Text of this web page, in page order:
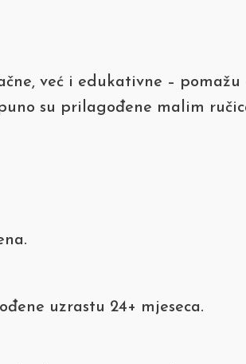
već i edukativne –
su prilagođene malim
uzrastu 24+ mjeseca.